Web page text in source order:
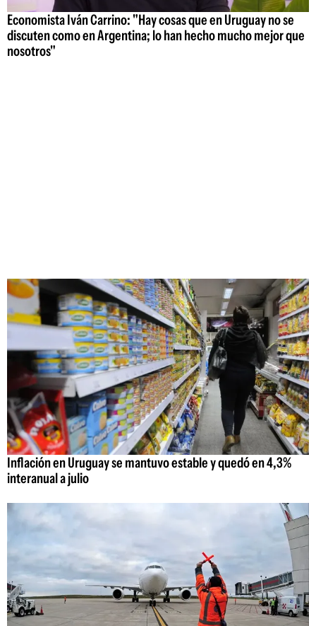
Economista Iván Carrino: "Hay cosas que en Uruguay no se
discuten como en Argentina; lo han hecho mucho mejor que
nosotros"
Inflación en Uruguay se mantuvo estable y quedó en 4,3%
interanual a julio